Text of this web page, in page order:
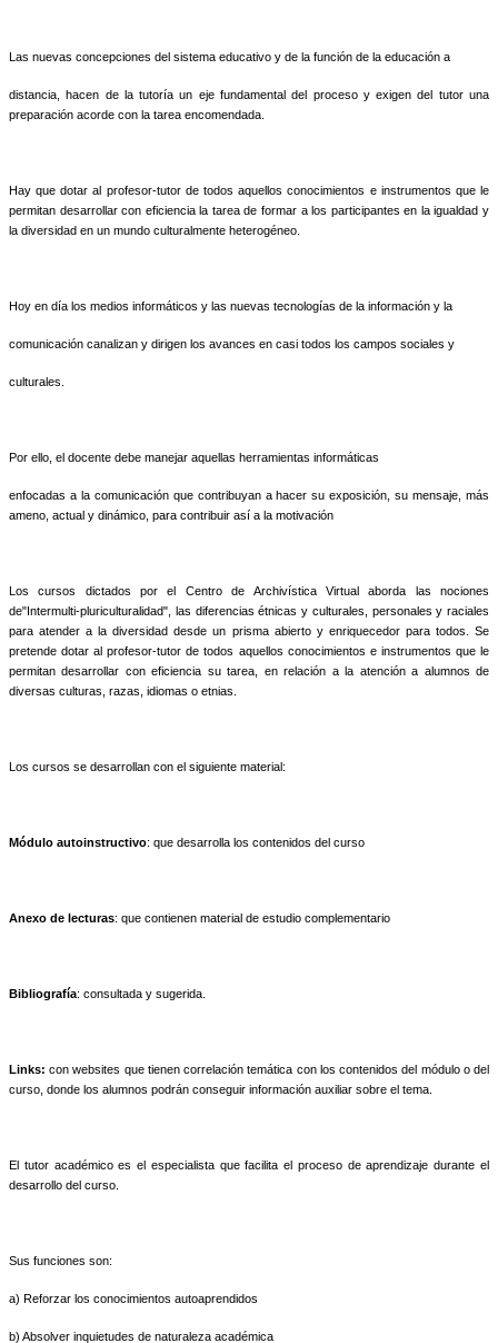
Las nuevas concepciones del sistema educativo y de la función de la educación a
distancia, hacen de la tutoría un eje fundamental del proceso y exigen del tutor una
preparación acorde con la tarea encomendada.
Hay que dotar al profesor-tutor de todos aquellos conocimientos e instrumentos que le
permitan desarrollar con eficiencia la tarea de formar a los participantes en la igualdad y
la diversidad en un mundo culturalmente heterogéneo.
Hoy en día los medios informáticos y las nuevas tecnologías de la información y la
comunicación canalizan y dirigen los avances en casi todos los campos sociales y
culturales.
Por ello, el docente debe manejar aquellas herramientas informáticas
enfocadas a la comunicación que contribuyan a hacer su exposición, su mensaje, más
ameno, actual y dinámico, para contribuir así a la motivación
Los cursos dictados por el Centro de Archivística Virtual aborda las nociones
de"Intermulti-pluriculturalidad", las diferencias étnicas y culturales, personales y raciales
para atender a la diversidad desde un prisma abierto y enriquecedor para todos. Se
pretende dotar al profesor-tutor de todos aquellos conocimientos e instrumentos que le
permitan desarrollar con eficiencia su tarea, en relación a la atención a alumnos de
diversas culturas, razas, idiomas o etnias.
Los cursos se desarrollan con el siguiente material:
Módulo autoinstructivo: que desarrolla los contenidos del curso
Anexo de lecturas: que contienen material de estudio complementario
Bibliografía: consultada y sugerida.
Links:con websites que tienen correlación temática con los contenidos del módulo o del
curso, donde los alumnos podrán conseguir información auxiliar sobre el tema.
El tutor académico es el especialista que facilita el proceso de aprendizaje durante el
desarrollo del curso.
Sus funciones son:
a) Reforzar los conocimientos autoaprendidos
b) Absolver inquietudes de naturaleza académica